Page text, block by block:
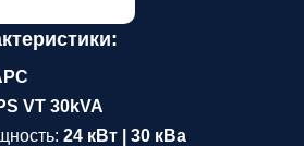
VT 30kVA
24 кВт | 30 кВа